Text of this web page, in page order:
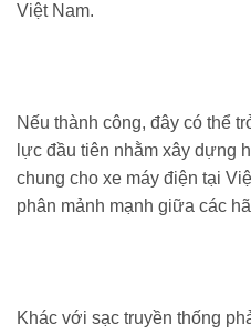
Việt Nam.
Nếu thành công, đây có thể
lực đầu tiên nhằm xây dựng
chung cho xe máy điện tại
phân mảnh mạnh giữa các
Khác với sạc truyền thống